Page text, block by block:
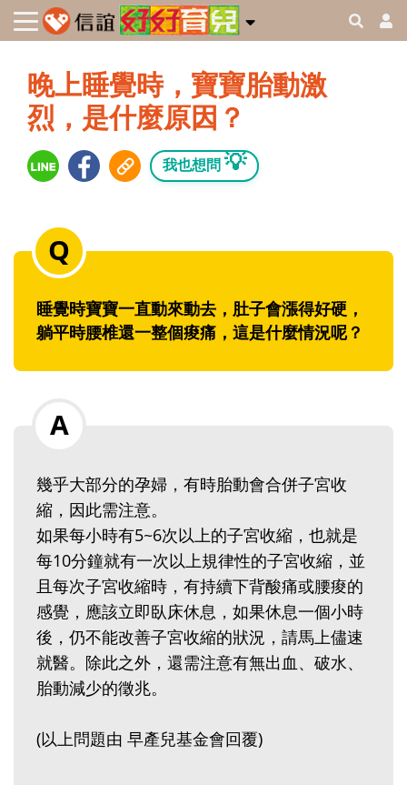
晚上睡覺時，寶寶胎動激
烈，是什麼原因？
我也想問 💡
睡覺時寶寶一直動來動去，肚子會漲得好硬，
躺平時腰椎還一整個痠痛，這是什麼情況呢？
幾乎大部分的孕婦，有時胎動會合併子宮收
縮，因此需注意。
如果每小時有5~6次以上的子宮收縮，也就是
每10分鐘就有一次以上規律性的子宮收縮，並
且每次子宮收縮時，有持續下背酸痛或腰痠的
感覺，應該立即臥床休息，如果休息一個小時
後，仍不能改善子宮收縮的狀況，請馬上儘速
就醫。除此之外，還需注意有無出血、破水、
胎動減少的徵兆。
(以上問題由 早產兒基金會回覆)